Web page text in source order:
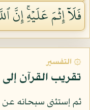
فَلَآ إِثۡمَ عَلَيۡهِۚ إِنَّ
۞ التفسير
تقريب القرآن إلى
ثم إستثنى سبحانه عن